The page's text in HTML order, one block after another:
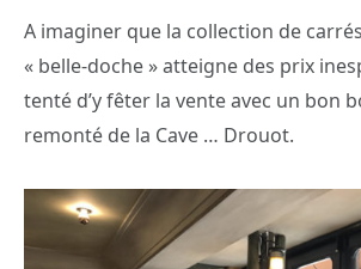
A imaginer que la collection de
« belle-doche » atteigne des prix
tenté d’y fêter la vente avec un bon
remonté de la Cave … Drouot.